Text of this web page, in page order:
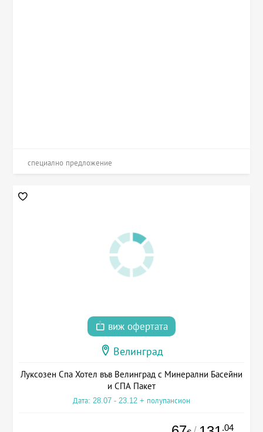
специално предложение
виж офертата
Велинград
Луксозен Спа Хотел във Велинград с Минерални Басейни
и СПА Пакет
Дата: 28.07 - 23.12 + полупансион
.04